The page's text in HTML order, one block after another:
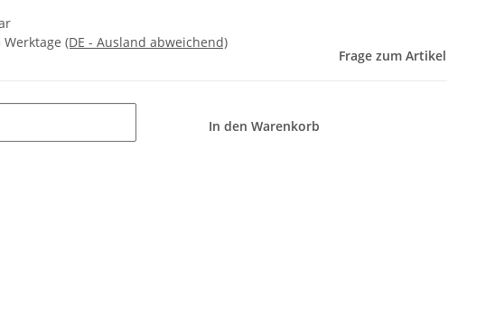
Werktage (DE - Ausland abweichend)
Frage zum Artikel
In den Warenkorb